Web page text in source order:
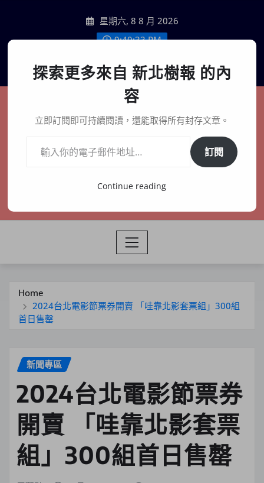
content
星期六, 8 8 月 2026
9:40:35 PM
聯絡我們
新北樹報
在地、記憶、連結、創生
Home
2024台北電影節票券開賣 「哇靠北影套票組」300組
首日售罄
新聞專區
2024台北電影節票券
開賣 「哇靠北影套票
組」300組首日售罄
探索更多來自 新北樹報 的內
容
立即訂閱即可持續閱讀，還能取得所有封存文章。
訂閱
Continue reading